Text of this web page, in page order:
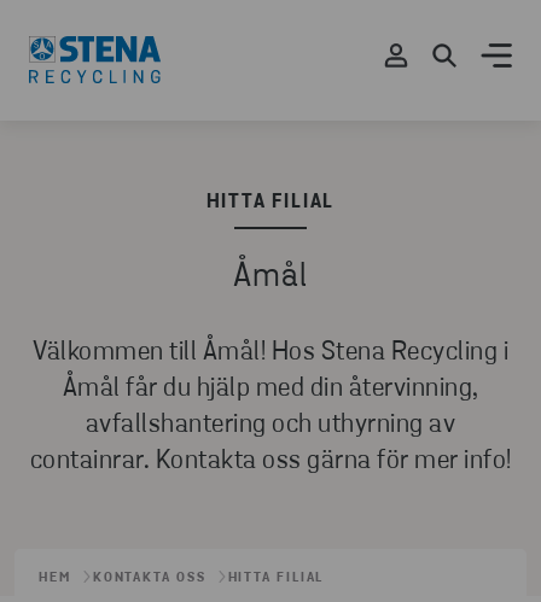
HITTA FILIAL
Åmål
Välkommen till Åmål! Hos Stena Recycling i
Åmål får du hjälp med din återvinning,
avfallshantering och uthyrning av
containrar. Kontakta oss gärna för mer info!
HEM KONTAKTA OSS HITTA FILIAL